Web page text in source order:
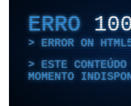
ERRO
ERROR ON
ESTE
MOMENTO